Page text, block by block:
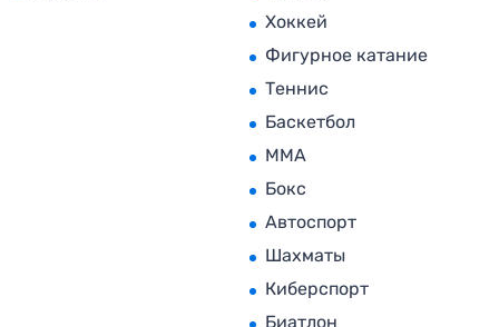
Хоккей
Фигурное катание
Теннис
Баскетбол
MMA
Бокс
Автоспорт
Шахматы
Киберспорт
Биатлон